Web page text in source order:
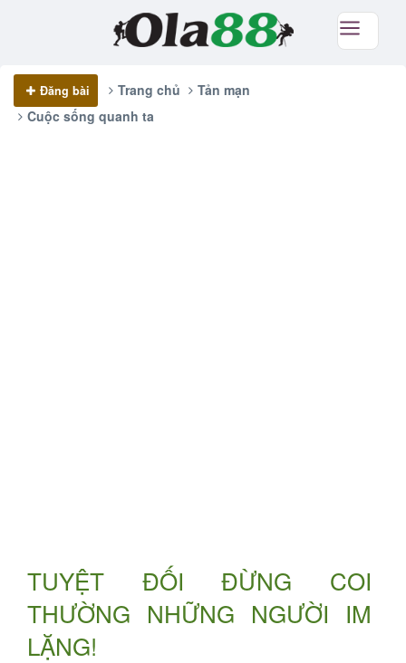
Đăng bài Trang chủ
Tản mạn
Cuộc sống quanh ta
TUYỆT ĐỐI ĐỪNG COI
THƯỜNG NHỮNG NGƯỜI IM
LẶNG!